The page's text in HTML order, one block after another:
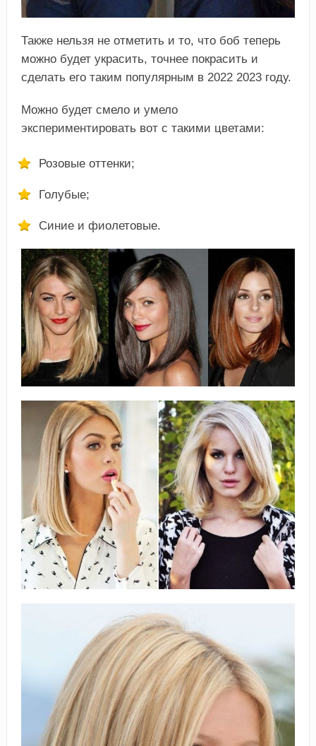
Также нельзя не отметить и то, что боб теперь
можно будет украсить, точнее покрасить и
сделать его таким популярным в 2022 2023 году.
Можно будет смело и умело
экспериментировать вот с такими цветами:
Розовые оттенки;
Голубые;
Синие и фиолетовые.